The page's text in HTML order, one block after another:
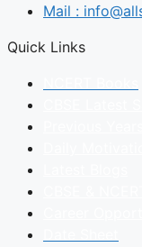
Mail :
Quick Links